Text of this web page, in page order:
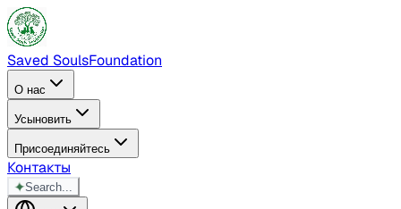
Saved SoulsFoundation
О нас
Усыновить
Присоединяйтесь
Контакты
✦Search...